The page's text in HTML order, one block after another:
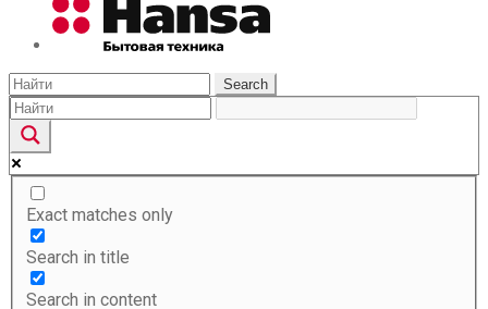
Search
Exact matches only
Search in title
Search in content